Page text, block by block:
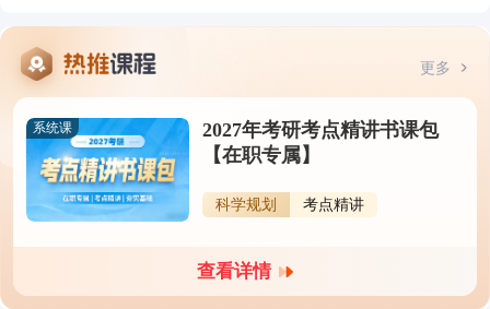
更多
系统课
2027年考研考点精讲书课包
【在职专属】
科学规划 考点精讲
查看详情